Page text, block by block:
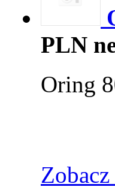
PLN
Oring